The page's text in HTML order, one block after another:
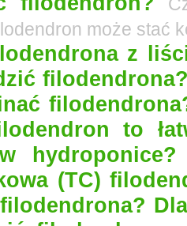
może stać
z
to
hydroponice?
(TC)